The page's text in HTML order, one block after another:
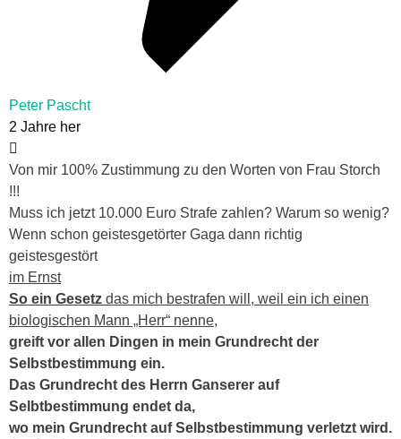
Peter Pascht
2 Jahre her
Von mir 100% Zustimmung zu den Worten von Frau Storch
!!!
Muss ich jetzt 10.000 Euro Strafe zahlen? Warum so wenig?
Wenn schon geistesgetörter Gaga dann richtig
geistesgestört
im Ernst
So ein Gesetz das mich bestrafen will, weil ein ich einen
biologischen Mann „Herr“ nenne,
greift vor allen Dingen in mein Grundrecht der
Selbstbestimmung ein.
Das Grundrecht des Herrn Ganserer auf
Selbtbestimmung endet da,
wo mein Grundrecht auf Selbstbestimmung verletzt wird.